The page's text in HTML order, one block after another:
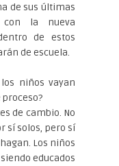
de sus últimas
con la nueva
de estos
de escuela.
niños vayan
de cambio. No
sí solos, pero sí
Los niños
educados